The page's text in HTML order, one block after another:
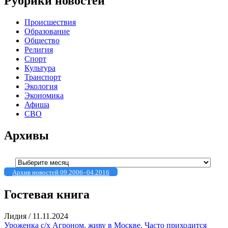
Происшествия
Образование
Общество
Религия
Спорт
Культура
Транспорт
Экология
Экономика
Афиша
СВО
Архивы
Архивы
Архив новостей 09.2006–04.2016
Гостевая книга
Лидия / 11.11.2024
Уроженка с/х Агроном. живу в Москве. Часто приходится